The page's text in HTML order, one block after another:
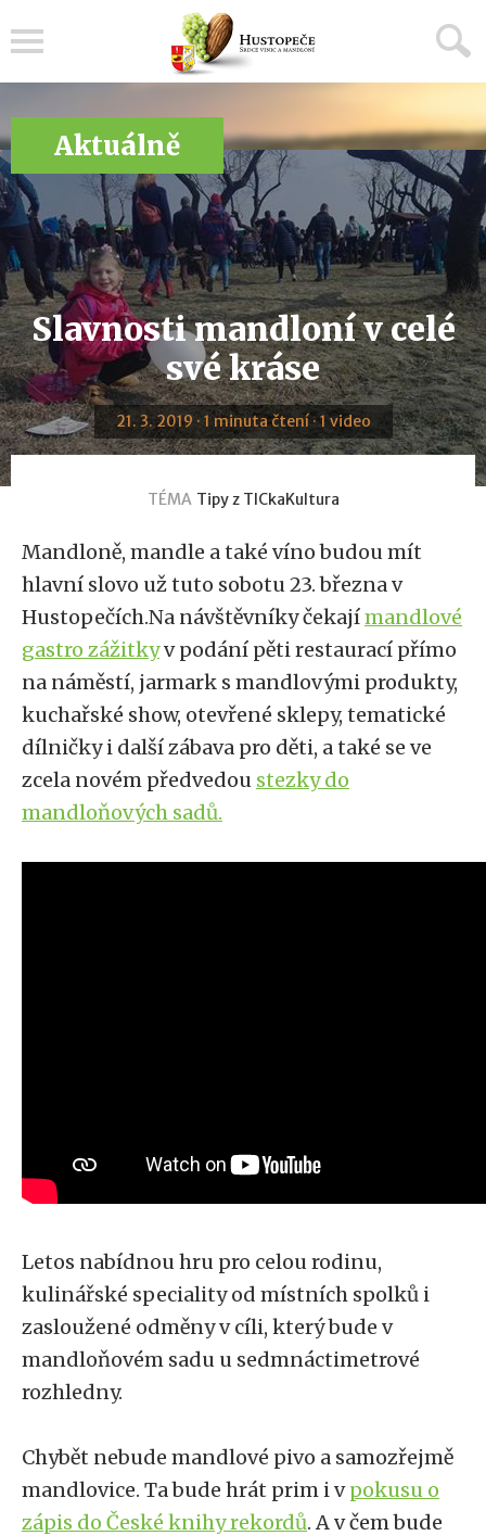
Aktuálně
Slavnosti mandloní v celé
své kráse
21. 3. 2019 · 1 minuta čtení · 1 video
TÉMA Tipy z TICkaKultura
Mandloně, mandle a také víno budou mít
hlavní slovo už tuto sobotu 23. března v
Hustopečích.Na návštěvníky čekajímandlové
gastro zážitkyv podání pěti restaurací přímo
na náměstí, jarmark s mandlovými produkty,
kuchařské show, otevřené sklepy, tematické
dílničky i další zábava pro děti, a také se ve
zcela novém předvedou stezky do
mandloňových sadů.
Letos nabídnou hru pro celou rodinu,
kulinářské speciality od místních spolků i
zasloužené odměny v cíli, který bude v
mandloňovém sadu u sedmnáctimetrové
rozhledny.
Chybět nebude mandlové pivo a samozřejmě
mandlovice. Ta bude hrát prim i vpokusu o
zápis do České knihy rekordů. A v čem bude